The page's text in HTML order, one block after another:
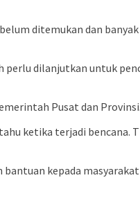
ditemukan dan
dilanjutkan untuk
Pusat dan Provinsi.
ketika terjadi bencana.
kepada